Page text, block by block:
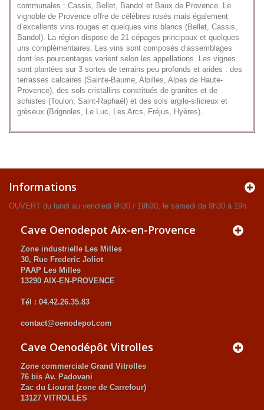
communales : Cassis, Bellet, Bandol et Baux de Provence. Le
vignoble de Provence offre de célèbres rosés mais également
d’excellents vins rouges et quelques vins blancs (Bellet, Cassis,
Bandol). La région dispose de 21 cépages principaux et quelques
uns complémentaires. Les vins sont composés d’assemblages
dont les pourcentages varient selon les appellations. Les vignes
sont plantées sur 3 sortes de terrains peu profonds et arides : des
terrasses calcaires (Sainte-Baume, Alpilles, Alpes de Haute-
Provence), des sols cristallins constitués de granites et de
schistes (Toulon, Saint-Raphaël) et des sols argilo-silicieux et
grèseux (Brignoles, Le Luc, Les Arcs, Fréjus, Hyères).
Informations
OUVERT du lundi au vendredi 9h30 / 19h30, le samedi de 9h30 à 19h
Cave Oenodepot Aix-en-Provence
Zone industrielle Les Milles
30, Rue Frederic Joliot
PAAP Les Milles
13290 AIX-EN-PROVENCE
Tél : 04.42.26.35.83
contact@oenodepot.com
Cave Oenodépôt Vitrolles
Zone commerciale Grand Vitrolles
76 bis Av. Padovani
Zac du Liourat (zone de Carrefour)
13127 VITROLLES